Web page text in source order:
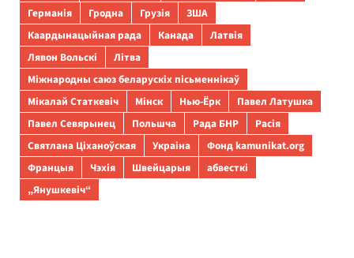
Германія
Гродна Грузія
ЗША
Каардынацыйная рада
Канада
Латвія
Лявон Вольскі
Літва
Міжнародны саюз беларускіх пісьменнікаў
Мікалай Статкевіч
Мінск Нью-Ёрк
Павел Латушка
Павел Севярынец
Польшча Рада БНР
Расія
Святлана Ціханоўская
Украіна
Фонд kamunikat.org
Францыя
Чэхія Швейцарыя
абвесткі
„Янушкевіч“